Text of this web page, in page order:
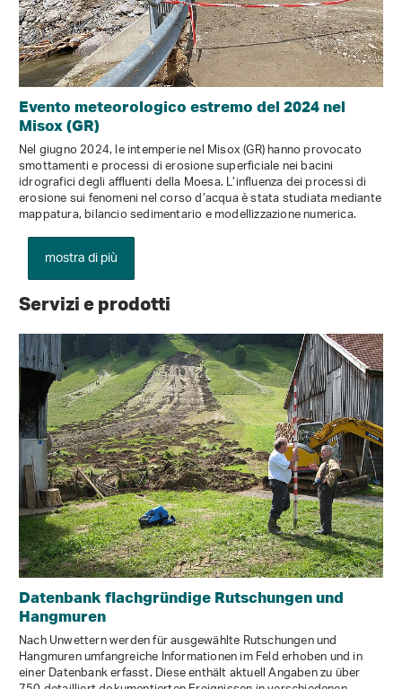
Evento meteorologico estremo del 2024 nel
Misox (GR)
Nel giugno 2024, le intemperie nel Misox (GR) hanno provocato
smottamenti e processi di erosione superficiale nei bacini
idrografici degli affluenti della Moesa. L’influenza dei processi di
erosione sui fenomeni nel corso d’acqua è stata studiata mediante
mappatura, bilancio sedimentario e modellizzazione numerica.
mostra di più
Servizi e prodotti
Datenbank flachgründige Rutschungen und
Hangmuren
Nach Unwettern werden für ausgewählte Rutschungen und
Hangmuren umfangreiche Informationen im Feld erhoben und in
einer Datenbank erfasst. Diese enthält aktuell Angaben zu über